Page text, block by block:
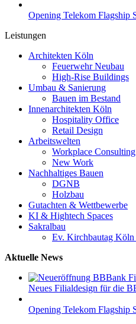
Opening Telekom Flagship
Leistungen
Architekten Köln
Feuerwehr Neubau
High-Rise Buildings
Umbau & Sanierung
Bauen im Bestand
Innenarchitekten Köln
Hospitality Office
Retail Design
Arbeitswelten
Workplace Consulting
New Work
Nachhaltiges Bauen
DGNB
Holzbau
Gutachten & Wettbewerbe
KI & Hightech Spaces
Sakralbau
Ev. Kirchbautag Köln
Aktuelle News
Neues Filialdesign für die
Opening Telekom Flagship